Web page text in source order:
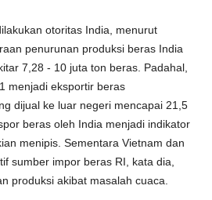
otoritas India, menurut
penurunan produksi beras India
7,28 - 10 juta ton beras. Padahal,
menjadi eksportir beras
dijual ke luar negeri mencapai 21,5
beras oleh India menjadi indikator
menipis. Sementara Vietnam dan
sumber impor beras RI, kata dia,
produksi akibat masalah cuaca.